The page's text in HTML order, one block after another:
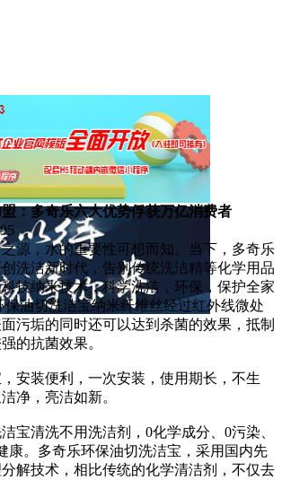
：多奇乐六大优势俘获万亿消费者
源，水的重要性可想而知。当下，多奇乐
洗洁新时代，告别传统洗洁精等化学用品
技纳米技术，科学洗洁，环保，保护全家
保油切洗洁宝纳米纤维丝经过红外线微处
污垢的同时还可以达到杀菌的效果，抵制
的抗菌效果。
安装便利，一次安装，使用期长，不生
净，亮洁如新。
宝清洗不用洗洁剂，0化学成分、0污染、
康。多奇乐环保油切洗洁宝，采用国内先
解技术，相比传统的化学清洁剂，不仅去